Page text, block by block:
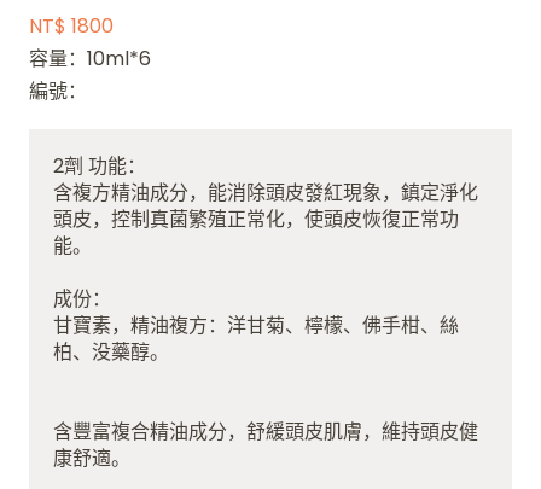
NT$ 1800
容量：10ml*6
編號：
2劑 功能：
含複方精油成分，能消除頭皮發紅現象，鎮定淨化
頭皮，控制真菌繁殖正常化，使頭皮恢復正常功
能。
成份：
甘寶素，精油複方：洋甘菊、檸檬、佛手柑、絲
柏、没藥醇。
含豐富複合精油成分，舒緩頭皮肌膚，維持頭皮健
康舒適。